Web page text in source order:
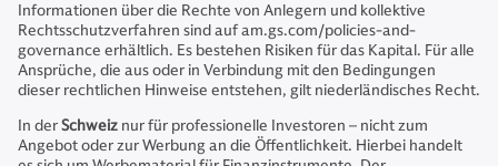
Informationen über die Rechte von Anlegern und kollektive
Rechtsschutzverfahren sind auf am.gs.com/policies-and-
governance erhältlich. Es bestehen Risiken für das Kapital. Für alle
Ansprüche, die aus oder in Verbindung mit den Bedingungen
dieser rechtlichen Hinweise entstehen, gilt niederländisches Recht.
In derSchweiz nur für professionelle Investoren – nicht zum
Angebot oder zur Werbung an die Öffentlichkeit. Hierbei handelt